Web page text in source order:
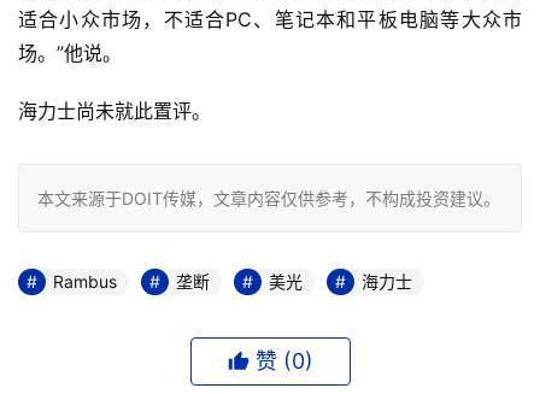
适合小众市场，不适合PC、笔记本和平板电脑等大众市
场。”他说。
海力士尚未就此置评。
本文来源于DOIT传媒，文章内容仅供参考，不构成投资建议。
Rambus 垄断 美光 海力士
赞 (0)